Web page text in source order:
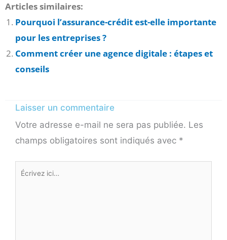
Articles similaires:
Pourquoi l’assurance-crédit est-elle importante
pour les entreprises ?
Comment créer une agence digitale : étapes et
conseils
Laisser un commentaire
Votre adresse e-mail ne sera pas publiée. Les
champs obligatoires sont indiqués avec *
Écrivez